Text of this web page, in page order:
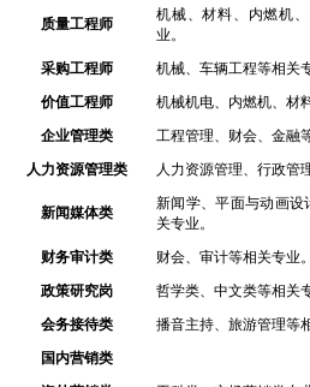
质量工程师
机械、材料、内燃机
业。
采购工程师
机械、车辆工程等相关
价值工程师
机械机电、内燃机、材
企业管理类
工程管理、财会、金融
人力资源管理类
人力资源管理、行政管
新闻媒体类
新闻学、平面与动画设
关专业。
财务审计类
财会、审计等相关专业。
政策研究岗
哲学类、中文类等相关
会务接待类
播音主持、旅游管理等
国内营销类